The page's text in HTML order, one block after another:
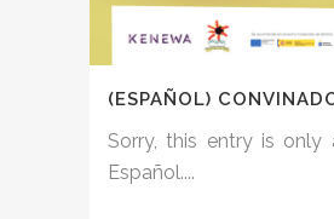
(ESPAÑOL)
Sorry, this entry is only
Español....